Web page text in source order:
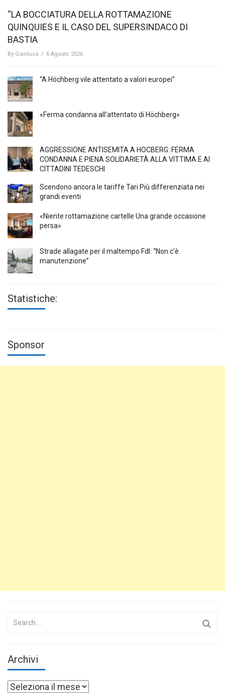
“LA BOCCIATURA DELLA ROTTAMAZIONE
QUINQUIES E IL CASO DEL SUPERSINDACO DI
BASTIA
By Gianluca / 6 Agosto 2026
“A Höchberg vile attentato a valori europei”
«Ferma condanna all’attentato di Höchberg»
AGGRESSIONE ANTISEMITA A HÖCBERG: FERMA
CONDANNA E PIENA SOLIDARIETÀ ALLA VITTIMA E AI
CITTADINI TEDESCHI
Scendono ancora le tariffe Tari Più differenziata nei
grandi eventi
«Niente rottamazione cartelle Una grande occasione
persa»
Strade allagate per il maltempo FdI: “Non c’è
manutenzione”
Statistiche:
Sponsor
Search
Archivi
Archivi